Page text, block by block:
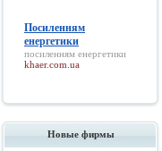
Посиленням
енергетики
посиленням енергетики
khaer.com.ua
Новые фирмы